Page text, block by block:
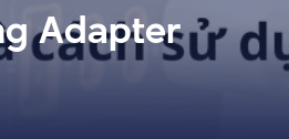
Adapter